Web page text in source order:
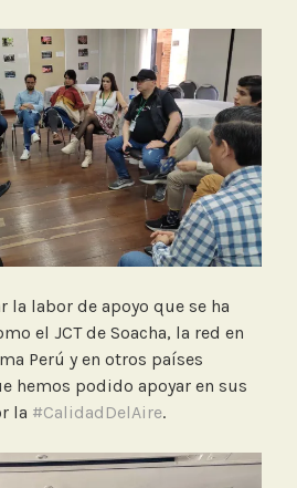
labor de apoyo que se ha
el JCT de Soacha, la red en
Perú y en otros países
hemos podido apoyar en sus
la #CalidadDelAire.